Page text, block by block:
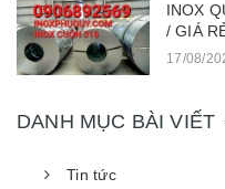
INOX
/ GIÁ
17/08/
DANH MỤC BÀI VIẾT
Tin tức